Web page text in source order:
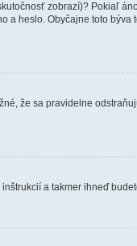
zobrazí)? Pokiaľ
a heslo. Obyčajne toto býva
že sa pravidelne
a takmer ihneď